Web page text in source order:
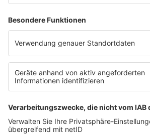
RECHTLICHES
Impressum
Datenschutz
Datenschutzeinstellungen
Datenverarbeitung bei Gewinnspielen
Teilnahmebedingungen
Bildnachweise
KI-Leitlinie